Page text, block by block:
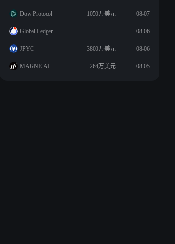
Dow Protocol 1050万美元 08-07
Global Ledger -- 08-06
JPYC 3800万美元 08-06
MAGNE.AI 264万美元 08-05